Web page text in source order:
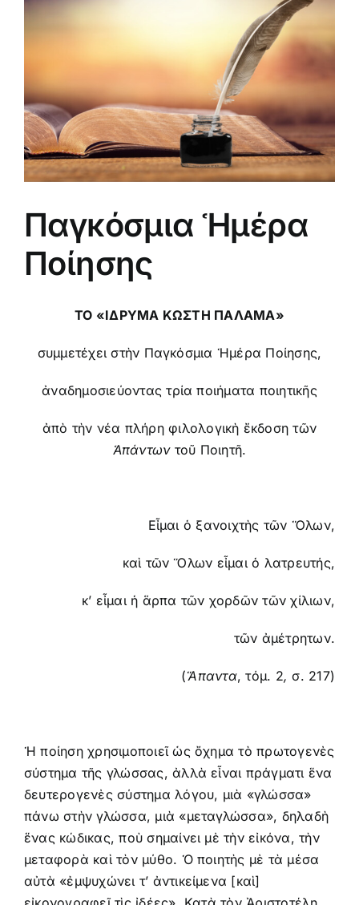
μεγαλύτερης
Παγκόσμια Ἡμέρα
Ποίησης
ΤΟ «ΙΔΡΥΜΑ ΚΩΣΤΗ ΠΑΛΑΜΑ»
συμμετέχει στὴν Παγκόσμια Ἡμέρα Ποίησης,
ἀναδημοσιεύοντας τρία ποιήματα ποιητικῆς
ἀπὸ τὴν νέα πλήρη φιλολογικὴ ἔκδοση τῶν
Ἁπάντωντοῦ Ποιητῆ.
Εἶμαι ὁ ξανοιχτὴς τῶν Ὅλων,
καὶ τῶν Ὅλων εἶμαι ὁ λατρευτής,
κ’ εἶμαι ἡ ἅρπα τῶν χορδῶν τῶν χίλιων,
τῶν ἀμέτρητων.
(Ἅπαντα, τόμ. 2, σ. 217)
Ἡ ποίηση χρησιμοποιεῖ ὡς ὄχημα τὸ πρωτογενὲς
σύστημα τῆς γλώσσας, ἀλλὰ εἶναι πράγματι ἕνα
δευτερογενὲς σύστημα λόγου, μιὰ «γλώσσα»
πάνω στὴν γλώσσα, μιὰ «μεταγλώσσα», δηλαδὴ
ἕνας κώδικας, ποὺ σημαίνει μὲ τὴν εἰκόνα, τὴν
μεταφορὰ καὶ τὸν μύθο. Ὁ ποιητὴς μὲ τὰ μέσα
αὐτὰ «ἐμψυχώνει τ’ ἀντικείμενα [καὶ]